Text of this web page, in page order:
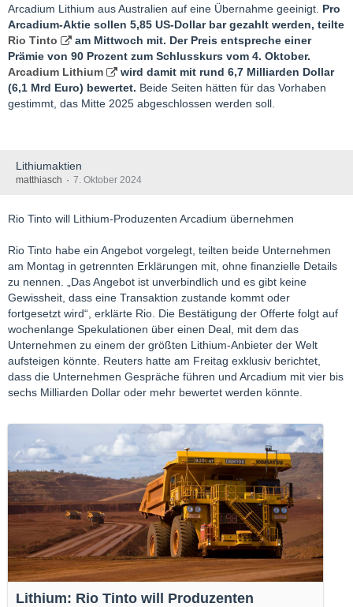
Arcadium Lithium aus Australien auf eine Übernahme geeinigt. Pro
Arcadium-Aktie sollen 5,85 US-Dollar bar gezahlt werden, teilte
Rio Tinto
am Mittwoch mit. Der Preis entspreche einer
Prämie von 90 Prozent zum Schlusskurs vom 4. Oktober.
Arcadium Lithium
wird damit mit rund 6,7 Milliarden Dollar
(6,1 Mrd Euro) bewertet. Beide Seiten hätten für das Vorhaben
gestimmt, das Mitte 2025 abgeschlossen werden soll.
Lithiumaktien
matthiasch 7. Oktober 2024
Rio Tinto will Lithium-Produzenten Arcadium übernehmen
Rio Tinto habe ein Angebot vorgelegt, teilten beide Unternehmen
am Montag in getrennten Erklärungen mit, ohne finanzielle Details
zu nennen. „Das Angebot ist unverbindlich und es gibt keine
Gewissheit, dass eine Transaktion zustande kommt oder
fortgesetzt wird“, erklärte Rio. Die Bestätigung der Offerte folgt auf
wochenlange Spekulationen über einen Deal, mit dem das
Unternehmen zu einem der größten Lithium-Anbieter der Welt
aufsteigen könnte. Reuters hatte am Freitag exklusiv berichtet,
dass die Unternehmen Gespräche führen und Arcadium mit vier bis
sechs Milliarden Dollar oder mehr bewertet werden könnte.
Lithium: Rio Tinto will Produzenten